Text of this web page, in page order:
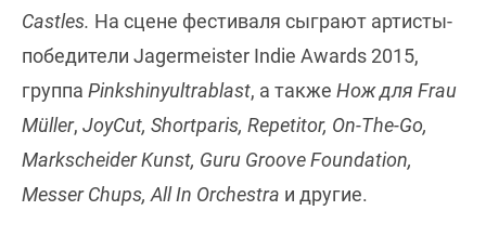
Castles. На сцене фестиваля сыграют артисты-
победители Jagermeister Indie Awards 2015,
группа Pinkshinyultrablast, а также Нож для Frau
Müller, JoyCut, Shortparis, Repetitor, On-The-Go,
Markscheider Kunst, Guru Groove Foundation,
Messer Chups, All In Orchestra и другие.